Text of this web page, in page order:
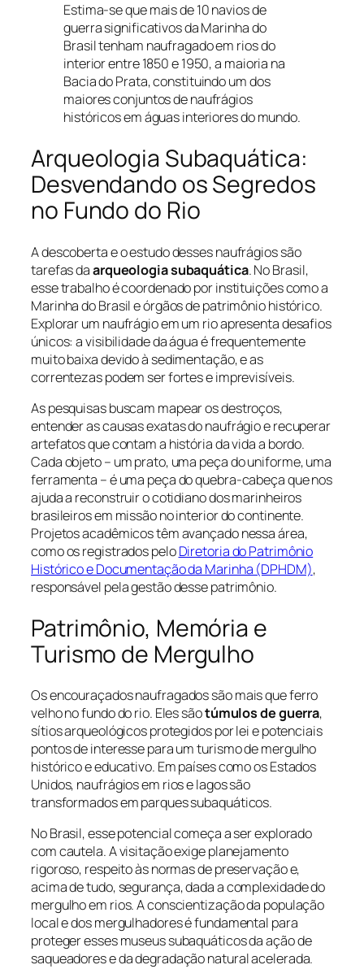
Estima-se que mais de 10 navios de
guerra significativos da Marinha do
Brasil tenham naufragado em rios do
interior entre 1850 e 1950, a maioria na
Bacia do Prata, constituindo um dos
maiores conjuntos de naufrágios
históricos em águas interiores do mundo.
Arqueologia Subaquática:
Desvendando os Segredos
no Fundo do Rio
A descoberta e o estudo desses naufrágios são
tarefas daarqueologia subaquática. No Brasil,
esse trabalho é coordenado por instituições como a
Marinha do Brasil e órgãos de patrimônio histórico.
Explorar um naufrágio em um rio apresenta desafios
únicos: a visibilidade da água é frequentemente
muito baixa devido à sedimentação, e as
correntezas podem ser fortes e imprevisíveis.
As pesquisas buscam mapear os destroços,
entender as causas exatas do naufrágio e recuperar
artefatos que contam a história da vida a bordo.
Cada objeto – um prato, uma peça do uniforme, uma
ferramenta – é uma peça do quebra-cabeça que nos
ajuda a reconstruir o cotidiano dos marinheiros
brasileiros em missão no interior do continente.
Projetos acadêmicos têm avançado nessa área,
como os registrados peloDiretoria do Patrimônio
Histórico e Documentação da Marinha (DPHDM),
responsável pela gestão desse patrimônio.
Patrimônio, Memória e
Turismo de Mergulho
Os encouraçados naufragados são mais que ferro
velho no fundo do rio. Eles sãotúmulos de guerra,
sítios arqueológicos protegidos por lei e potenciais
pontos de interesse para um turismo de mergulho
histórico e educativo. Em países como os Estados
Unidos, naufrágios em rios e lagos são
transformados em parques subaquáticos.
No Brasil, esse potencial começa a ser explorado
com cautela. A visitação exige planejamento
rigoroso, respeito às normas de preservação e,
acima de tudo, segurança, dada a complexidade do
mergulho em rios. A conscientização da população
local e dos mergulhadores é fundamental para
proteger esses museus subaquáticos da ação de
saqueadores e da degradação natural acelerada.